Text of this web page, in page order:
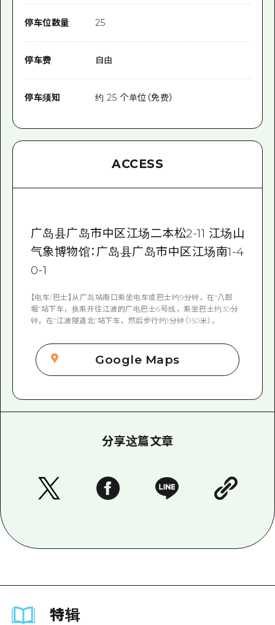
停车位数量 25
停车费 自由
停车须知 约 25 个单位（免费）
ACCESS
广岛县广岛市中区江场二本松2-11 江场山
气象博物馆：广岛县广岛市中区江场南1-4
0-1
【电车/巴士】从广岛站南口乘坐电车或巴士约9分钟，在“八郎
堀”站下车，换乘开往江波的广电巴士6号线，乘坐巴士约30分
钟，在“江波隧道北”站下车，然后步行约1分钟（150米）。
Google Maps
分享这篇文章
特辑